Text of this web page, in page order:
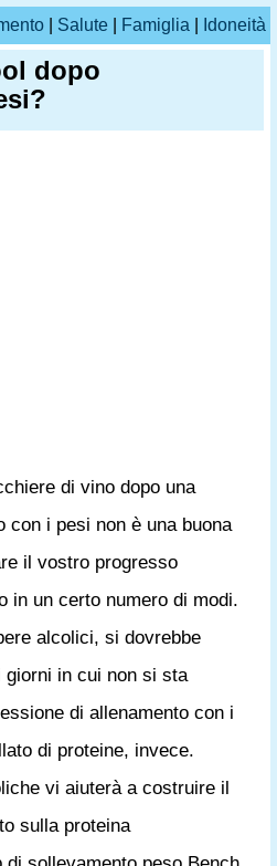
Salute Famiglia Idoneità
dopo
di vino dopo una
con i pesi non è una buona
il vostro progresso
in un certo numero di modi.
alcolici, si dovrebbe
in cui non si sta
di allenamento con i
di proteine, invece.
vi aiuterà a costruire il
sulla proteina